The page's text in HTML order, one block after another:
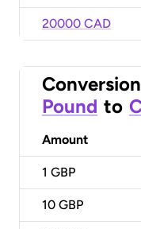
20000 CAD
Pound to
Amount
1 GBP
10 GBP